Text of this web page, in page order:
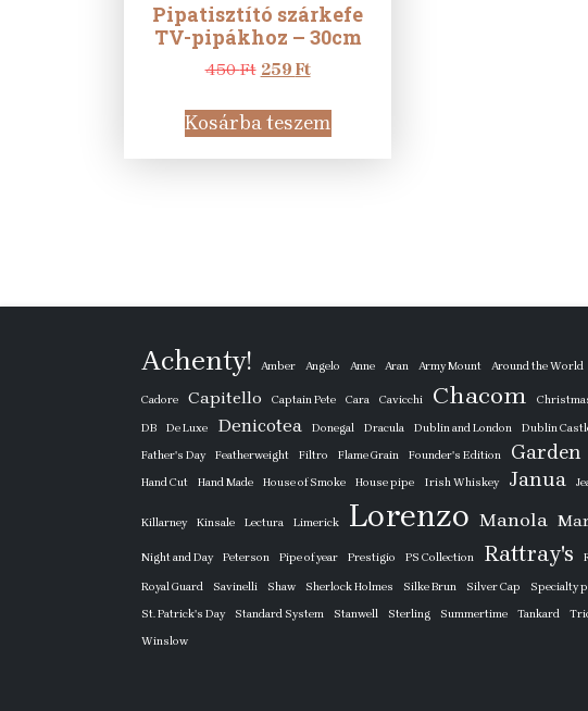
Pipatisztító szárkefe
TV-pipákhoz – 30cm
450Ft Original
was:
450 Ft.
259 FtCurrent
is:
259 Ft.
Kosárba teszem
Achenty! Amber Angelo Anne Aran Army Mount Around the World
Cadore Capitello Captain Pete Cara Cavicchi Chacom
DB
De Luxe Denicotea Donegal Dracula Dublin and London Dublin
Father's Day
Featherweight Filtro Flame Grain Founder's Edition Garden
Hand Cut
Hand Made House of Smoke House pipe Irish Whiskey Janua
Killarney Kinsale Lectura Limerick Lorenzo Manola
Night and Day Peterson Pipe of year Prestigio PS Collection Rattray's
Royal Guard Savinelli Shaw Sherlock Holmes Silke Brun Silver Cap Specialty
St. Patrick's Day Standard System Stanwell Sterling Summertime Tankard
Winslow